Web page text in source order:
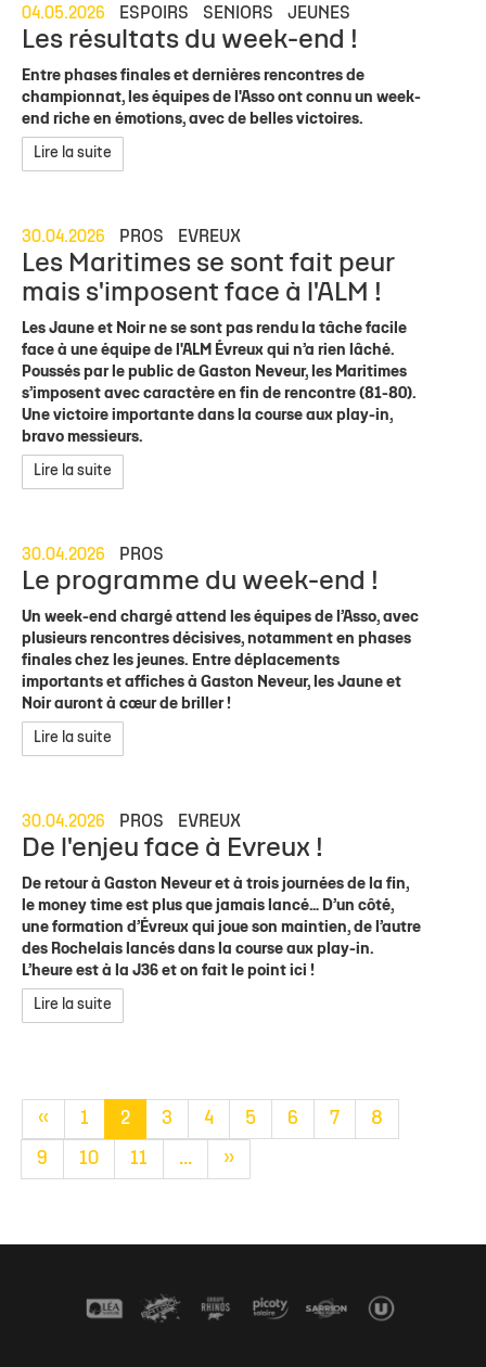
04.05.2026 ESPOIRS SENIORS JEUNES
Les résultats du week-end !
Entre phases finales et dernières rencontres de
championnat, les équipes de l'Asso ont connu un week-
end riche en émotions, avec de belles victoires.
Lire la suite
30.04.2026 PROS EVREUX
Les Maritimes se sont fait peur
mais s'imposent face à l'ALM !
Les Jaune et Noir ne se sont pas rendu la tâche facile
face à une équipe de l'ALM Évreux qui n’a rien lâché.
Poussés par le public de Gaston Neveur, les Maritimes
s’imposent avec caractère en fin de rencontre (81-80).
Une victoire importante dans la course aux play-in,
bravo messieurs.
Lire la suite
30.04.2026 PROS
Le programme du week-end !
Un week-end chargé attend les équipes de l’Asso, avec
plusieurs rencontres décisives, notamment en phases
finales chez les jeunes. Entre déplacements
importants et affiches à Gaston Neveur, les Jaune et
Noir auront à cœur de briller !
Lire la suite
30.04.2026 PROS EVREUX
De l'enjeu face à Evreux !
De retour à Gaston Neveur et à trois journées de la fin,
le money time est plus que jamais lancé… D’un côté,
une formation d’Évreux qui joue son maintien, de l’autre
des Rochelais lancés dans la course aux play-in.
L’heure est à la J36 et on fait le point ici !
Lire la suite
« 1 2 3 4 5 6 7 8
9 10 11 ... »